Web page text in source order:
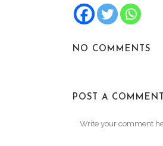
NO COMMENTS
POST A COMMENT